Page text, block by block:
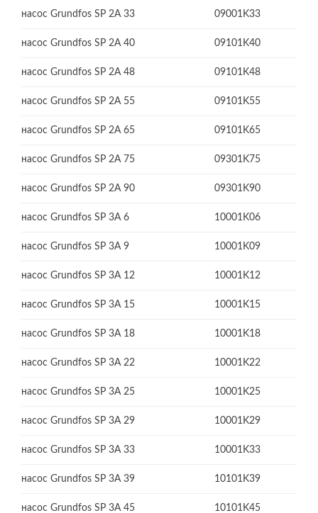
насос Grundfos SP 2A 33 09001K33
насос Grundfos SP 2A 40 09101K40
насос Grundfos SP 2A 48 09101K48
насос Grundfos SP 2A 55 09101K55
насос Grundfos SP 2A 65 09101K65
насос Grundfos SP 2A 75 09301K75
насос Grundfos SP 2A 90 09301K90
насос Grundfos SP 3A 6 10001K06
насос Grundfos SP 3A 9 10001K09
насос Grundfos SP 3A 12 10001K12
насос Grundfos SP 3A 15 10001K15
насос Grundfos SP 3A 18 10001K18
насос Grundfos SP 3A 22 10001K22
насос Grundfos SP 3A 25 10001K25
насос Grundfos SP 3A 29 10001K29
насос Grundfos SP 3A 33 10001K33
насос Grundfos SP 3A 39 10101K39
насос Grundfos SP 3A 45 10101K45